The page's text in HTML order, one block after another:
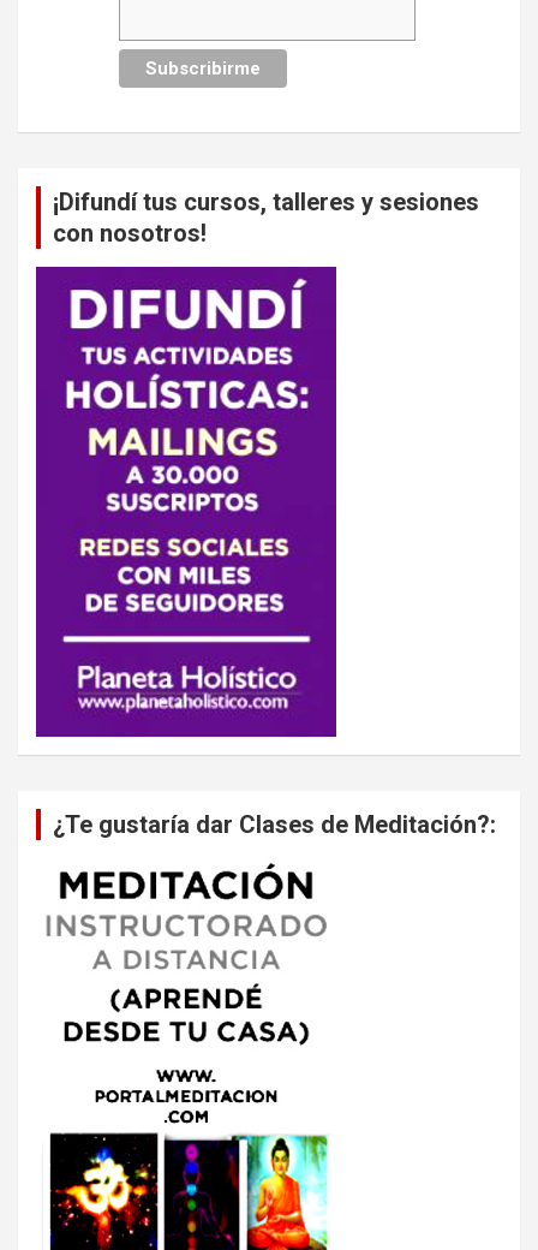
¡Difundí tus cursos, talleres y sesiones
con nosotros!
¿Te gustaría dar Clases de Meditación?: